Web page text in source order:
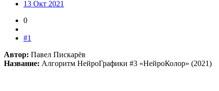
13 Окт 2021
0
#1
Автор: Павел Пискарёв
Название: Алгоритм НейроГрафики #3 «НейроКолор» (2021)